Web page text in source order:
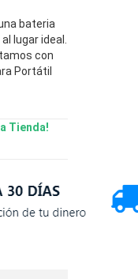
bateria
lugar ideal.
con
Portátil
Tienda!